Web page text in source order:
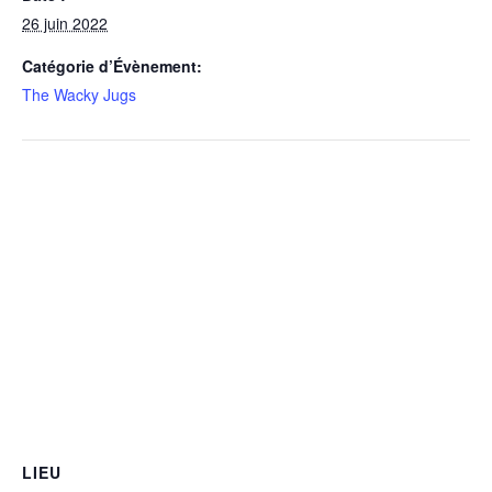
26 juin 2022
Catégorie d’Évènement:
The Wacky Jugs
LIEU